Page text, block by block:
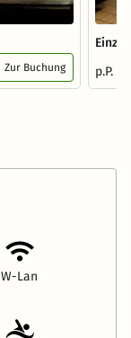
Zur Buchung
p.P.
W-Lan